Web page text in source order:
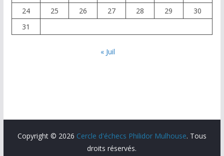
24
25 26 27 28 29
30
31
« Juil
Copyright © 2026 Cercle d'échecs Philidor Mulhouse. Tous
droits réservés.